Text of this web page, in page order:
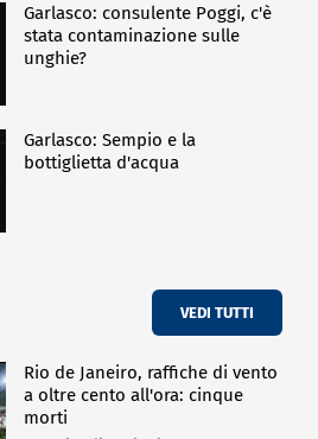
Garlasco: consulente Poggi, c'è
stata contaminazione sulle
unghie?
Garlasco: Sempio e la
bottiglietta d'acqua
VEDI TUTTI
Rio de Janeiro, raffiche di vento
a oltre cento all'ora: cinque
morti